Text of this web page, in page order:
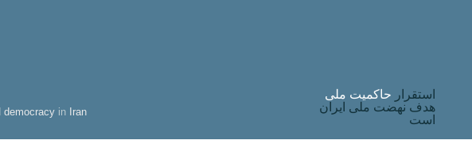
democracy in Iran
استقرار حاکميت ملی
هدف نهضت ملی ایران
است